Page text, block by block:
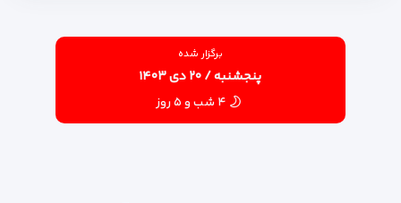
برگزار شده
پنجشنبه / ۲۰ دی ۱۴۰۳
۴ شب و ۵ روز